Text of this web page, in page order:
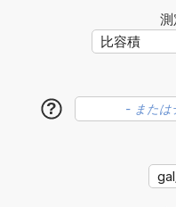
?